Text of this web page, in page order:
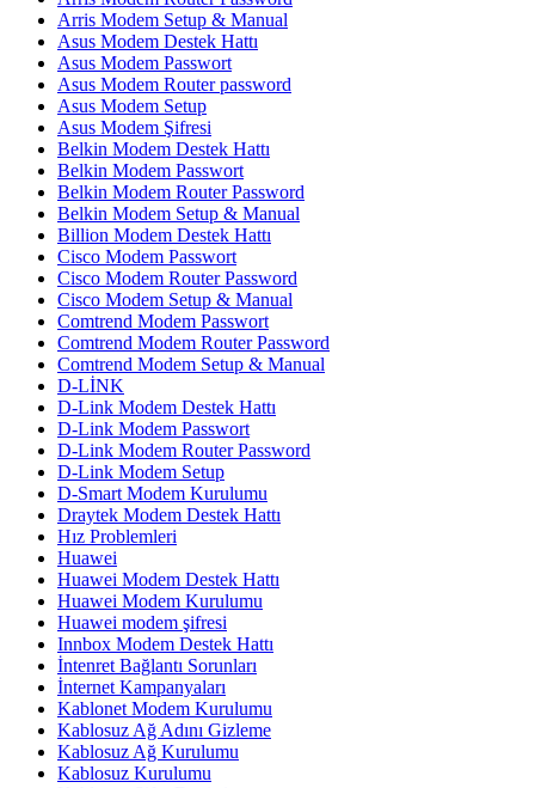
Arris Modem Setup & Manual
Asus Modem Destek Hattı
Asus Modem Passwort
Asus Modem Router password
Asus Modem Setup
Asus Modem Şifresi
Belkin Modem Destek Hattı
Belkin Modem Passwort
Belkin Modem Router Password
Belkin Modem Setup & Manual
Billion Modem Destek Hattı
Cisco Modem Passwort
Cisco Modem Router Password
Cisco Modem Setup & Manual
Comtrend Modem Passwort
Comtrend Modem Router Password
Comtrend Modem Setup & Manual
D-LİNK
D-Link Modem Destek Hattı
D-Link Modem Passwort
D-Link Modem Router Password
D-Link Modem Setup
D-Smart Modem Kurulumu
Draytek Modem Destek Hattı
Hız Problemleri
Huawei
Huawei Modem Destek Hattı
Huawei Modem Kurulumu
Huawei modem şifresi
Innbox Modem Destek Hattı
İntenret Bağlantı Sorunları
İnternet Kampanyaları
Kablonet Modem Kurulumu
Kablosuz Ağ Adını Gizleme
Kablosuz Ağ Kurulumu
Kablosuz Kurulumu